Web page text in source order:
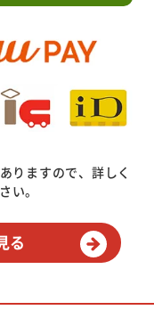
りますので、詳しく
い。
る